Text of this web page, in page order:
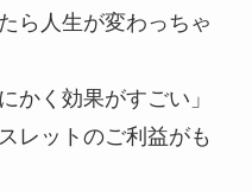
ら人生が変わっちゃ
かく効果がすごい」
レットのご利益がも